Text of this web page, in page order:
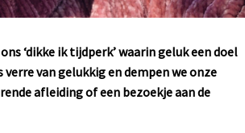
‘dikke ik tijdperk’ waarin geluk een doel
van gelukkig en dempen we onze
afleiding of een bezoekje aan de